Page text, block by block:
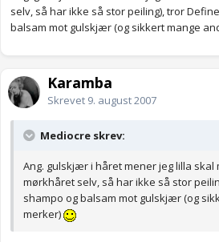
selv, så har ikke så stor peiling), tror
balsam mot gulskjær (og sikkert mange
Karamba
Skrevet 9. august 2007
Mediocre skrev:
Ang. gulskjær i håret mener jeg lilla skal
mørkhåret selv, så har ikke så stor
shampo og balsam mot gulskjær (og
merker)